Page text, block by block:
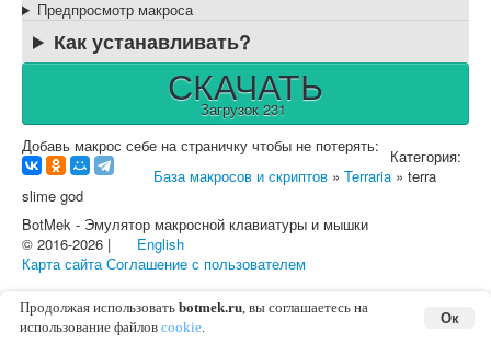
Предпросмотр макроса
Как устанавливать?
СКАЧАТЬ
Загрузок 231
Добавь макрос себе на страничку чтобы не потерять:
Категория:
База макросов и скриптов » Terraria » terra
slime god
BotMek - Эмулятор макросной клавиатуры и мышки
© 2016-2026 |
English
Карта сайта Соглашение с пользователем